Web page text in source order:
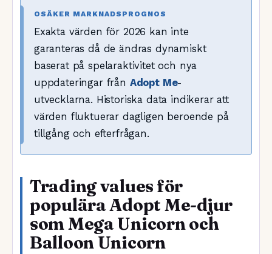
OSÄKER MARKNADSPROGNOS
Exakta värden för 2026 kan inte
garanteras då de ändras dynamiskt
baserat på spelaraktivitet och nya
uppdateringar från Adopt Me-
utvecklarna. Historiska data indikerar att
värden fluktuerar dagligen beroende på
tillgång och efterfrågan.
Trading values för
populära Adopt Me-djur
som Mega Unicorn och
Balloon Unicorn